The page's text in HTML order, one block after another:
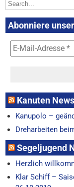
Abonniere
Kanuten News
Kanupolo –
Dreharbeiten
Segeljugend
Herzlich
Klar Schiff –